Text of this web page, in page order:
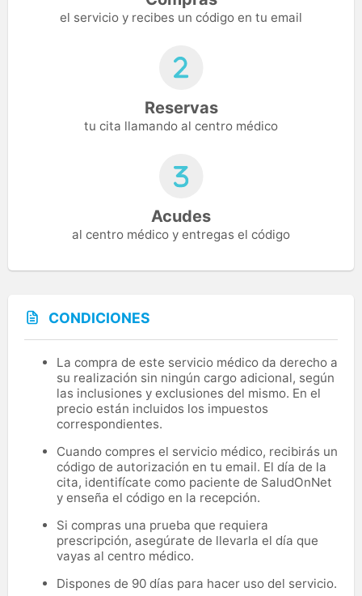
el servicio y recibes un código en tu email
Reservas
tu cita llamando al centro médico
Acudes
al centro médico y entregas el código
CONDICIONES
La compra de este servicio médico da derecho a
su realización sin ningún cargo adicional, según
las inclusiones y exclusiones del mismo. En el
precio están incluidos los impuestos
correspondientes.
Cuando compres el servicio médico, recibirás un
código de autorización en tu email. El día de la
cita, identifícate como paciente de SaludOnNet
y enseña el código en la recepción.
Si compras una prueba que requiera
prescripción, asegúrate de llevarla el día que
vayas al centro médico.
Dispones de 90 días para hacer uso del servicio.